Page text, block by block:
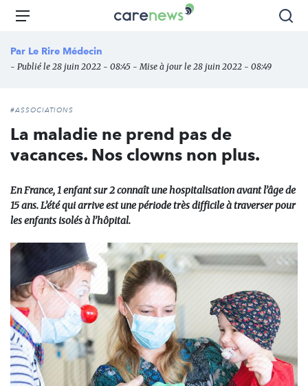
Aller
principal
Carenews,
des
Menu
Par Le Rire Médecin
- Publié le 28 juin 2022 - 08:45 - Mise à jour le 28 juin 2022 - 08:49
#ASSOCIATIONS
La maladie ne prend pas de
vacances. Nos clowns non plus.
En France, 1 enfant sur 2 connaît une hospitalisation avant l’âge de
15 ans. L’été qui arrive est une période très difficile à traverser pour
les enfants isolés à l’hôpital.